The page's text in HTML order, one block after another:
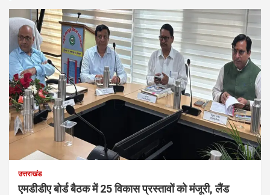
उत्तराखंड
एमडीडीए बोर्ड बैठक में 25 विकास प्रस्तावों को मंजूरी, लैंड